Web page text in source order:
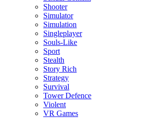
Shooter
Simulator
Simulation
Singleplayer
Souls-Like
Sport
Stealth
Story Rich
Strategy
Survival
Tower Defence
Violent
VR Games